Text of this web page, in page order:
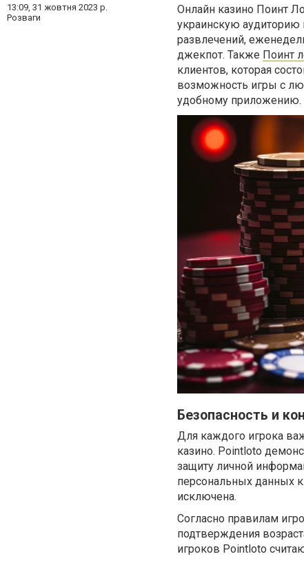
13:09, 31 жовтня 2023 р.
Розваги
Онлайн казино Поинт
украинскую аудиторию
развлечений,
джекпот. Также Поинт
клиентов, которая
возможность игры с
удобному приложению.
Безопасность и
Для каждого игрока
казино. Pointloto
защиту личной
персональных данных
исключена.
Согласно правилам
подтверждения
игроков Pointloto